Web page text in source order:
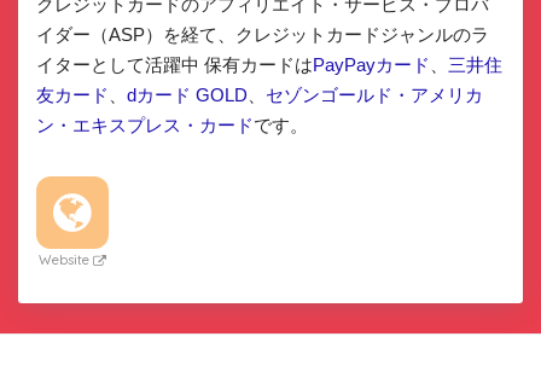
イダー（ASP）を経て、クレジットカードジャンルのラ
イターとして活躍中 保有カードはPayPayカード
三井住
友カード
dカード GOLD
セゾンゴールド・アメリカ
ン・エキスプレス・カードです。
Website